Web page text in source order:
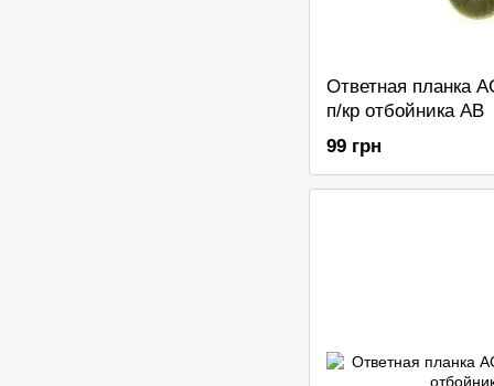
Ответная планка
п/кр отбойника AB
99 грн